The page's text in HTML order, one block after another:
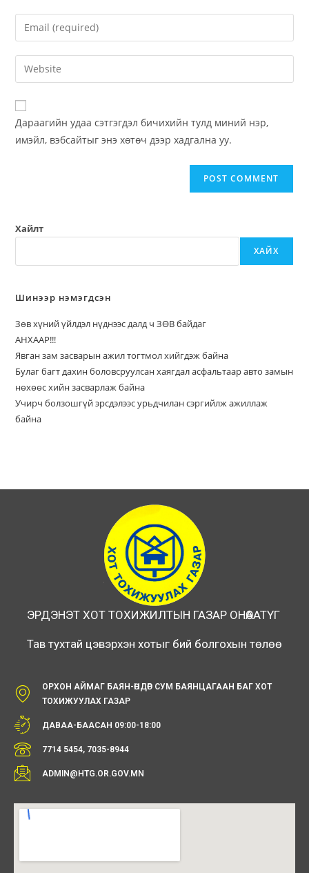
Дараагийн удаа сэтгэгдэл бичихийн тулд миний нэр,
имэйл, вэбсайтыг энэ хөтөч дээр хадгална уу.
Хайлт
ХАЙХ
Шинээр нэмэгдсэн
Зөв хүний үйлдэл нүднээс далд ч ЗӨВ байдаг
АНХААР!!!
Явган зам засварын ажил тогтмол хийгдэж байна
Булаг багт дахин боловсруулсан хаягдал асфальтаар авто замын
нөхөөс хийн засварлаж байна
Учирч болзошгүй эрсдэлээс урьдчилан сэргийлж ажиллаж
байна
ЭРДЭНЭТ ХОТ ТОХИЖИЛТЫН ГАЗАР ОНӨААТҮГ
Тав тухтай цэвэрхэн хотыг бий болгохын төлөө
ОРХОН АЙМАГ БАЯН-ӨНДӨР СУМ БАЯНЦАГААН БАГ ХОТ
ТОХИЖУУЛАХ ГАЗАР
ДАВАА-БААСАН 09:00-18:00
7714 5454, 7035-8944
ADMIN@HTG.OR.GOV.MN